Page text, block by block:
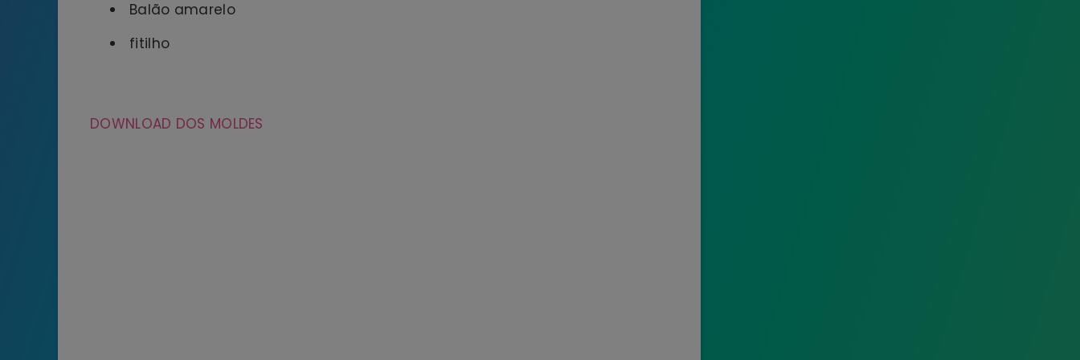
Balão amarelo
fitilho
DOWNLOAD DOS MOLDES